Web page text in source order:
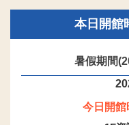
本日開館
暑假期間
今日開